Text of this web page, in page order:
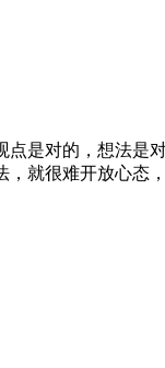
点是对的，想法
就很难开放心态